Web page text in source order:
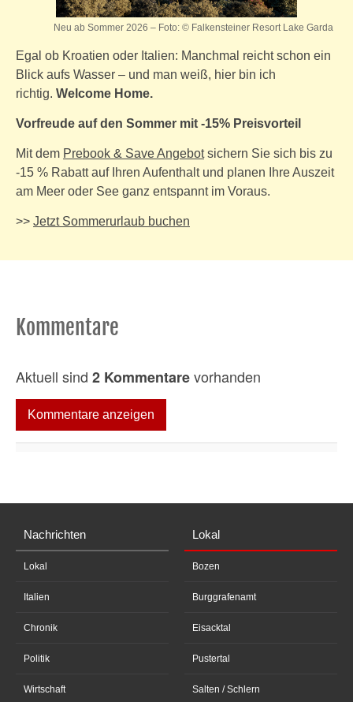
Neu ab Sommer 2026 – Foto: © Falkensteiner Resort Lake Garda
Egal ob Kroatien oder Italien: Manchmal reicht schon ein
Blick aufs Wasser – und man weiß, hier bin ich
richtig. Welcome Home.
Vorfreude auf den Sommer mit -15% Preisvorteil
Mit dem Prebook & Save Angebotsichern Sie sich bis zu
-15 % Rabatt auf Ihren Aufenthalt und planen Ihre Auszeit
am Meer oder See ganz entspannt im Voraus.
>> Jetzt Sommerurlaub buchen
Kommentare
Aktuell sind 2 Kommentarevorhanden
Kommentare anzeigen
Nachrichten
Lokal
Italien
Chronik
Politik
Wirtschaft
Lokal
Bozen
Burggrafenamt
Eisacktal
Pustertal
Salten / Schlern